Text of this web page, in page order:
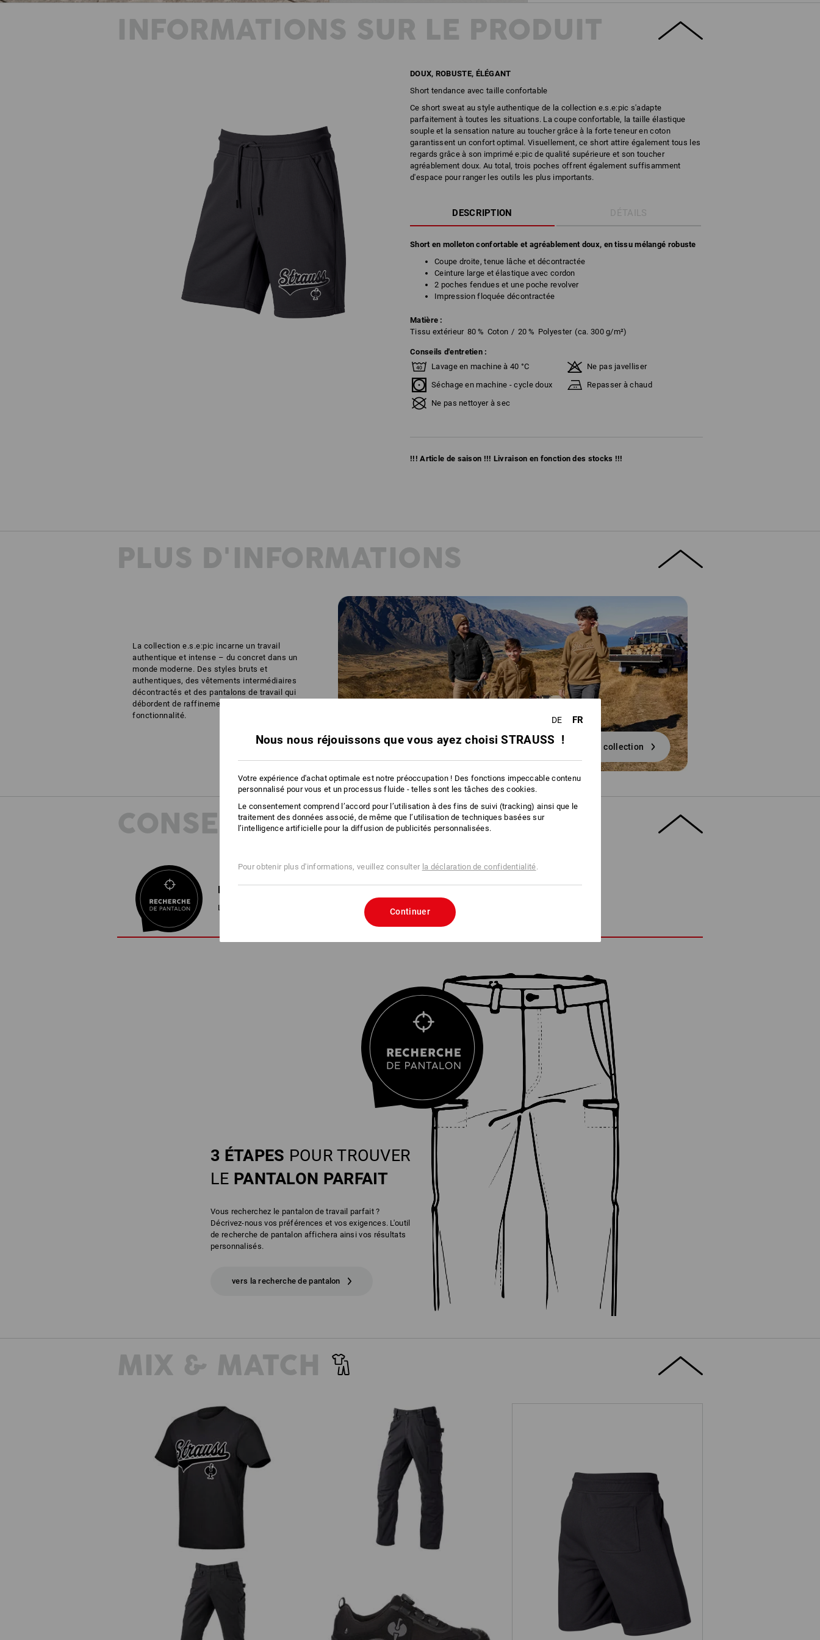
INFORMATIONS SUR LE PRODUIT
DOUX, ROBUSTE, ÉLÉGANT
Short tendance avec taille confortable
Ce short sweat au style authentique de la collection e.s.e:pic s'adapte
parfaitement à toutes les situations. La coupe confortable, la taille élastique
souple et la sensation nature au toucher grâce à la forte teneur en coton
garantissent un confort optimal. Visuellement, ce short attire également tous les
regards grâce à son imprimé e:pic de qualité supérieure et son toucher
agréablement doux. Au total, trois poches offrent également suffisamment
d'espace pour ranger les outils les plus importants.
DESCRIPTION DÉTAILS
Short en molleton confortable et agréablement doux, en tissu mélangé robuste
Coupe droite, tenue lâche et décontractée
Ceinture large et élastique avec cordon
2 poches fendues et une poche revolver
Impression floquée décontractée
Matière :
Tissu extérieur 80 % Coton / 20 % Polyester (ca. 300 g/m²)
Conseils d'entretien :
Lavage en machine à 40 °C
Ne pas javelliser
Séchage en machine - cycle doux
Repasser à chaud
Ne pas nettoyer à sec
!!! Article de saison !!! Livraison en fonction des stocks !!!
PLUS D'INFORMATIONS
La collection e.s.e:pic incarne un travail
authentique et intense – du concret dans un
monde moderne. Des styles bruts et
authentiques, des vêtements intermédiaires
décontractés et des pantalons de travail qui
débordent de raffinement technique et de
fonctionnalité.
vers la collection
CONSEILS D'ACHAT
Le pantalon parfait en 3 étapes
3 ÉTAPES POUR TROUVER
LE PANTALON PARFAIT
Vous recherchez le pantalon de travail parfait ?
Décrivez-nous vos préférences et vos exigences. L'outil
de recherche de pantalon affichera ainsi vos résultats
personnalisés.
vers la recherche de pantalon
MIX & MATCH
T-Shirt e.s.e:pic
Pantalon à taille élastique e.s.e:pic
ripstop
Pantalon à taille élastique e.s.e:pic
S3 Chaussures hautes de sécurité
DE FR
Nous nous réjouissons que vous ayez choisi STRAUSS !
Votre expérience d'achat optimale est notre préoccupation ! Des fonctions impeccable contenu
personnalisé pour vous et un processus fluide - telles sont les tâches des cookies.
Le consentement comprend l’accord pour l’utilisation à des fins de suivi (tracking) ainsi que le
traitement des données associé, de même que l’utilisation de techniques basées sur
l’intelligence artificielle pour la diffusion de publicités personnalisées.
Pour obtenir plus d'informations, veuillez consulter la déclaration de confidentialité.
Continuer